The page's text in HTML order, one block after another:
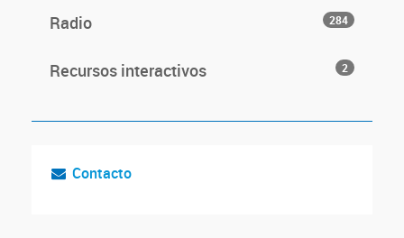
Radio 284
Recursos interactivos 2
Contacto